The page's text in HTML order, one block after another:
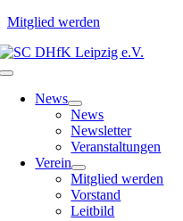
Mitglied werden
Zum
Inhalt
Toggle
NavigationNews
News
Newsletter
Veranstaltungen
Verein
Mitglied werden
Vorstand
Leitbild